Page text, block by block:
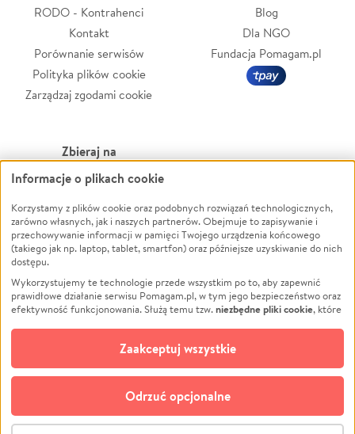
RODO - Kontrahenci
Kontakt
Porównanie serwisów
Polityka plików cookie
Zarządzaj zgodami cookie
Blog
Dla NGO
Fundacja Pomagam.pl
Zbieraj na
Leczenie
Zwierzęta
Pożar
Ukraina
Pomoc Finansowa
Projekty
Pogrzeb
Społeczność lokalna
Kultura
Powódź
Wichura
NGO
Edukacja
Podróż
Impreza
Ochrona środowiska
Biznes
© CROWDING SP. Z O.O.
Informacje o plikach cookie
Korzystamy z plików cookie oraz podobnych rozwiązań technologicznych,
zarówno własnych, jak i naszych partnerów. Obejmuje to zapisywanie i
przechowywanie informacji w pamięci Twojego urządzenia końcowego
(takiego jak np. laptop, tablet, smartfon) oraz późniejsze uzyskiwanie do nich
dostępu.
Wykorzystujemy te technologie przede wszystkim po to, aby zapewnić
prawidłowe działanie serwisu Pomagam.pl, w tym jego bezpieczeństwo oraz
efektywność funkcjonowania. Służą temu tzw.niezbędne pliki cookie, które
opcjonalnych plików cookie
technologii do celów analitycznych i retargetingowych. Możesz wyrazić
zgodę na ich stosowanie lub jej odmówić. W dowolnym momencie masz
możliwość zmiany swoich preferencji na stronie „Zarządzaj zgodami cookie”,
do której link znajdziesz w stopce serwisu Pomagam.pl. Opcjonalne pliki
cookie wykorzystywane są w następujących celach:
Odrzuć opcjonalne
Zaakceptuj wszystkie